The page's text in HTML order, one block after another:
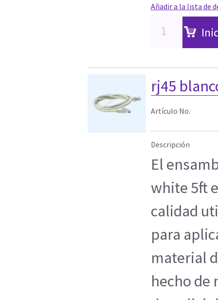
Añadir a la lista de
rj45
Artículo No.
Descripción
El
white 5ft
calidad
para
material
hecho de